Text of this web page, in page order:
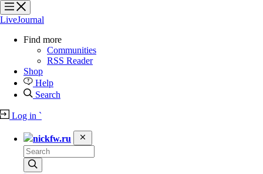
?
?
?
?
LiveJournal
Find more
Communities
RSS Reader
Shop
Help
Search
Log in `
nickfw.ru